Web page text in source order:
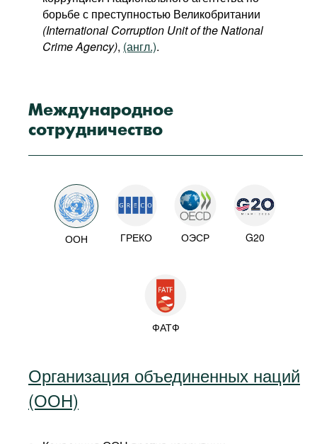
борьбе с преступностью Великобритании
(International Corruption Unit of the National
Crime Agency), (англ.).
Международное
сотрудничество
ООН ГРЕКО ОЭСР G20
ФАТФ
Организация объединенных наций
(ООН)